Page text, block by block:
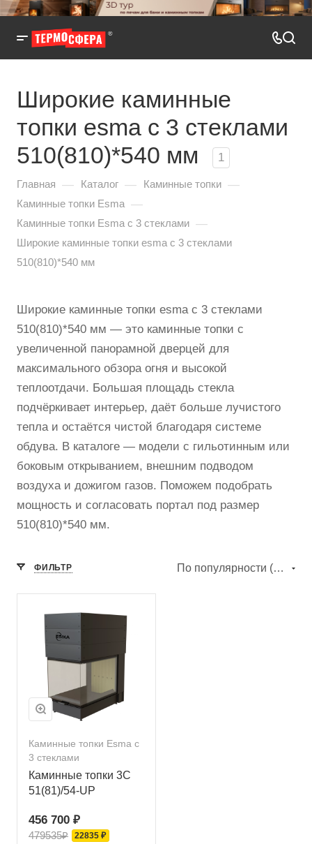
Широкие каминные
топки esma с 3 стеклами
510(810)*540 мм
1
Главная — Каталог — Каминные топки —
Каминные топки Esma —
Каминные топки Esma с 3 стеклами —
Широкие каминные топки esma с 3 стеклами
510(810)*540 мм
Широкие каминные топки esma с 3 стеклами
510(810)*540 мм — это каминные топки с
увеличенной панорамной дверцей для
максимального обзора огня и высокой
теплоотдачи. Большая площадь стекла
подчёркивает интерьер, даёт больше лучистого
тепла и остаётся чистой благодаря системе
обдува. В каталоге — модели с гильотинным или
боковым открыванием, внешним подводом
воздуха и дожигом газов. Поможем подобрать
мощность и согласовать портал под размер
510(810)*540 мм.
ФИЛЬТР По популярности (убывание)
Каминные топки Esma с
3 стеклами
Каминные топки 3С
51(81)/54-UP
456 700 ₽
479535₽ 22835 ₽